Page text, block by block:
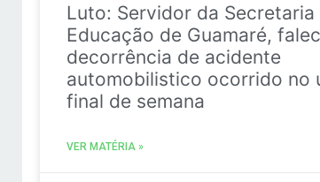
Luto: Servidor da Secretaria
Educação de Guamaré,
decorrência de acidente
automobilistico ocorrido no
final de semana
VER MATÉRIA »